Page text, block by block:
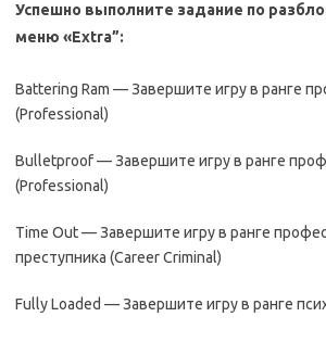
Успешно выполните задание по
меню «Extra”:
Battering Ram — Завершите игру в ранге
(Professional)
Bulletproof — Завершите игру в ранге
(Professional)
Time Out — Завершите игру в ранге
преступника (Career Criminal)
Fully Loaded — Завершите игру в ранге